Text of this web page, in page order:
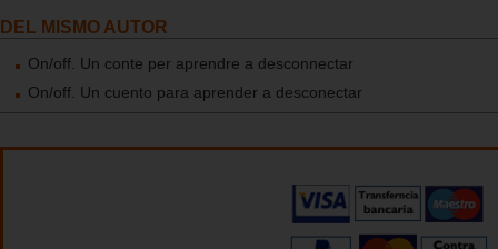
DEL MISMO AUTOR
On/off. Un conte per aprendre a desconnectar
On/off. Un cuento para aprender a desconectar